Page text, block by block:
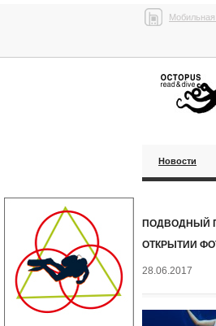
Мобильная
Новости
ПОДВОДНЫЙ
ОТКРЫТИИ
28.06.2017